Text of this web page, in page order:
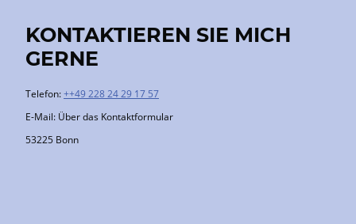
KONTAKTIEREN SIE MICH
GERNE
Telefon:++49 228 24 29 17 57
E-Mail: Über das Kontaktformular
53225 Bonn